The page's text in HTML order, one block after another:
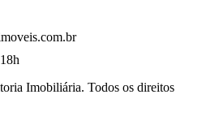
Imobiliária. Todos os direitos